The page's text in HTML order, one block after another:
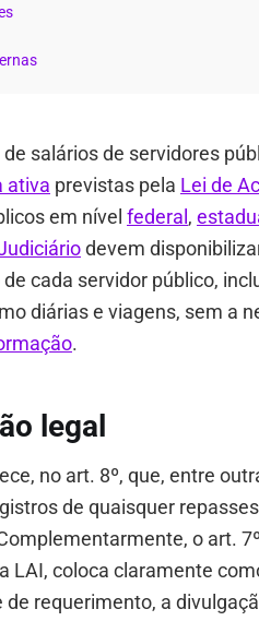
salários de servidores
ativa previstas pela Lei de
em nível federal ,
devem
cada servidor público,
diárias e viagens, sem a
.
legal
no art. 8º, que, entre
de quaisquer
o art.
LAI, coloca claramente
de requerimento, a